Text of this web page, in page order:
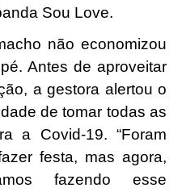
Sou Love.
não economizou
Antes de aproveitar
a gestora alertou o
de tomar todas as
a Covid-19. “Foram
festa, mas agora,
fazendo esse